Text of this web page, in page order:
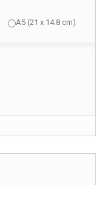
A5 (21 x 14.8 cm)